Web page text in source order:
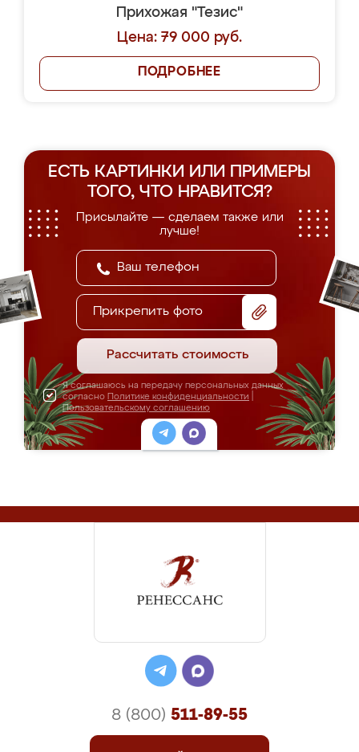
Прихожая "Тезис"
Цена: 79 000 руб.
ПОДРОБНЕЕ
ЕСТЬ КАРТИНКИ ИЛИ ПРИМЕРЫ
ТОГО, ЧТО НРАВИТСЯ?
Присылайте — сделаем также или
лучше!
Прикрепить фото
Рассчитать стоимость
Я соглашаюсь на передачу персональных данных
согласно Политике конфиденциальности
Пользовательскому соглашению
8 (800) 511-89-55